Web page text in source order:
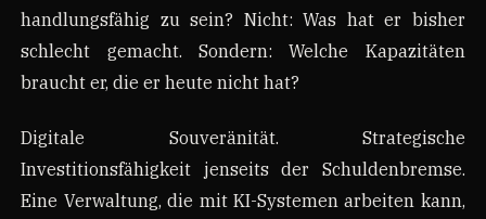
handlungsfähig zu sein? Nicht: Was hat er bisher
schlecht gemacht. Sondern: Welche Kapazitäten
braucht er, die er heute nicht hat?
Digitale Souveränität. Strategische
Investitionsfähigkeit jenseits der Schuldenbremse.
Eine Verwaltung, die mit KI-Systemen arbeiten kann,